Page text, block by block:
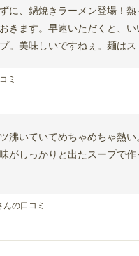
に、鍋焼きラーメン登場！
きます。早速いただくと、
。美味しいですねぇ。麺はス
ミ
沸いていてめちゃめちゃ熱
がしっかりと出たスープで
の口コミ